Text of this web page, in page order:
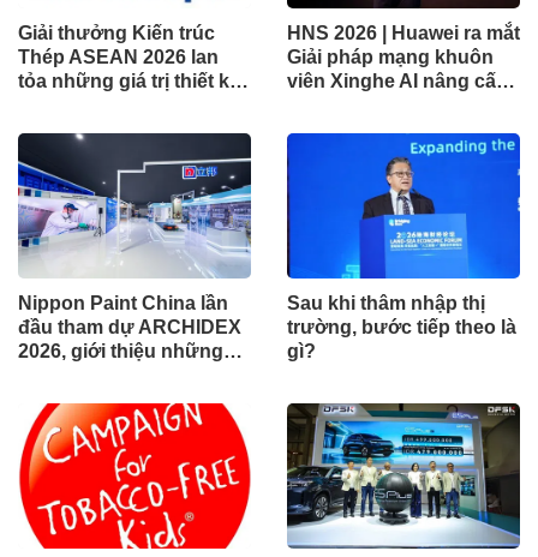
Giải thưởng Kiến trúc
Thép ASEAN 2026 lan
tỏa những giá trị thiết kế
vực
HNS 2026 | Huawei ra mắt
Giải pháp mạng khuôn
viên Xinghe AI nâng cấp
Nippon Paint China lần
đầu tham dự ARCHIDEX
2026, giới thiệu những
công nghiệp
Sau khi thâm nhập thị
trường, bước tiếp theo là
gì?